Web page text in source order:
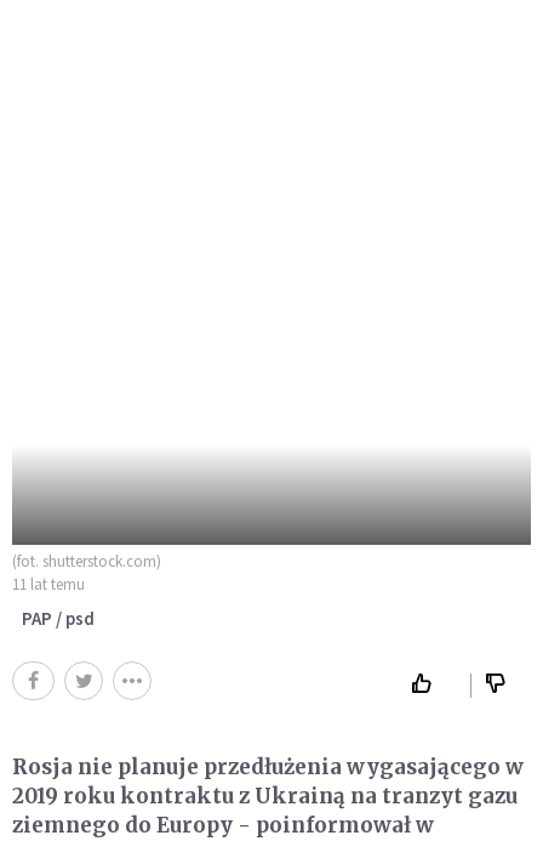
(fot. shutterstock.com)
11 lat temu
PAP / psd
Rosja nie planuje przedłużenia wygasającego w
2019 roku kontraktu z Ukrainą na tranzyt gazu
ziemnego do Europy - poinformował w